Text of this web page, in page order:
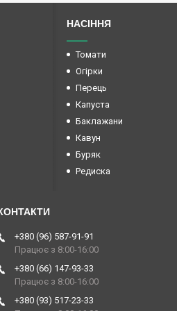
НАСІННЯ
Томати
Огірки
Перець
Капуста
Баклажани
Кавун
Буряк
Редиска
+380 (96) 587-91-91
Працює з 8:00-16:00
+380 (66) 147-93-33
Працює з 8:00-16:00
+380 (93) 517-23-33